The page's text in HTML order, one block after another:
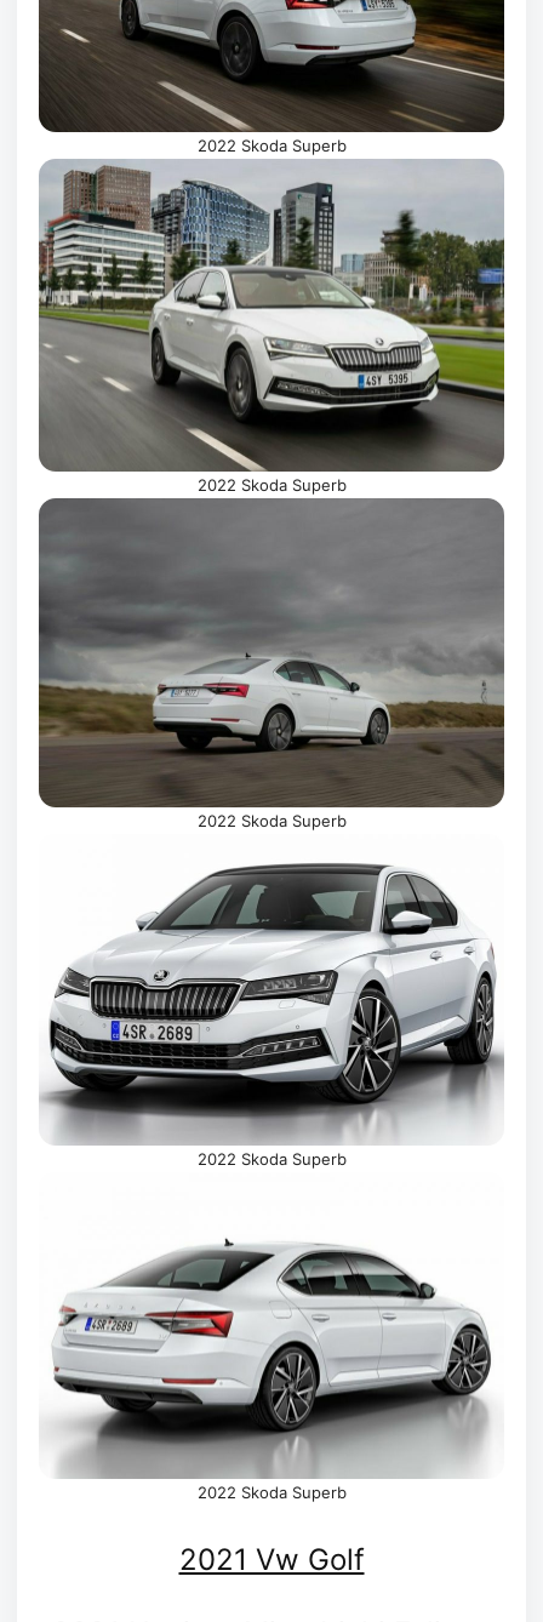
2022 Skoda Superb
2022 Skoda Superb
2022 Skoda Superb
2022 Skoda Superb
2022 Skoda Superb
2021 Vw Golf